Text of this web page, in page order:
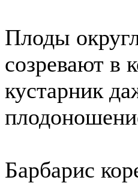
Плоды
созревают в
кустарник
Барбарис